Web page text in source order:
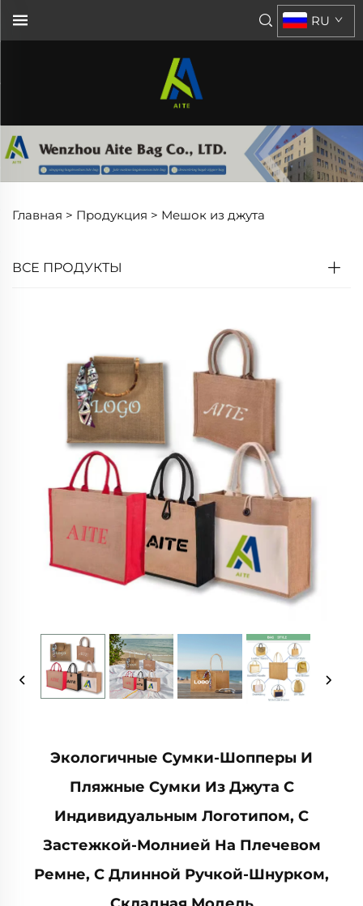
RU
Главная > Продукция > Мешок из джута
ВСЕ ПРОДУКТЫ
Экологичные Сумки-Шопперы И
Пляжные Сумки Из Джута С
Индивидуальным Логотипом, С
Застежкой-Молнией На Плечевом
Ремне, С Длинной Ручкой-Шнурком,